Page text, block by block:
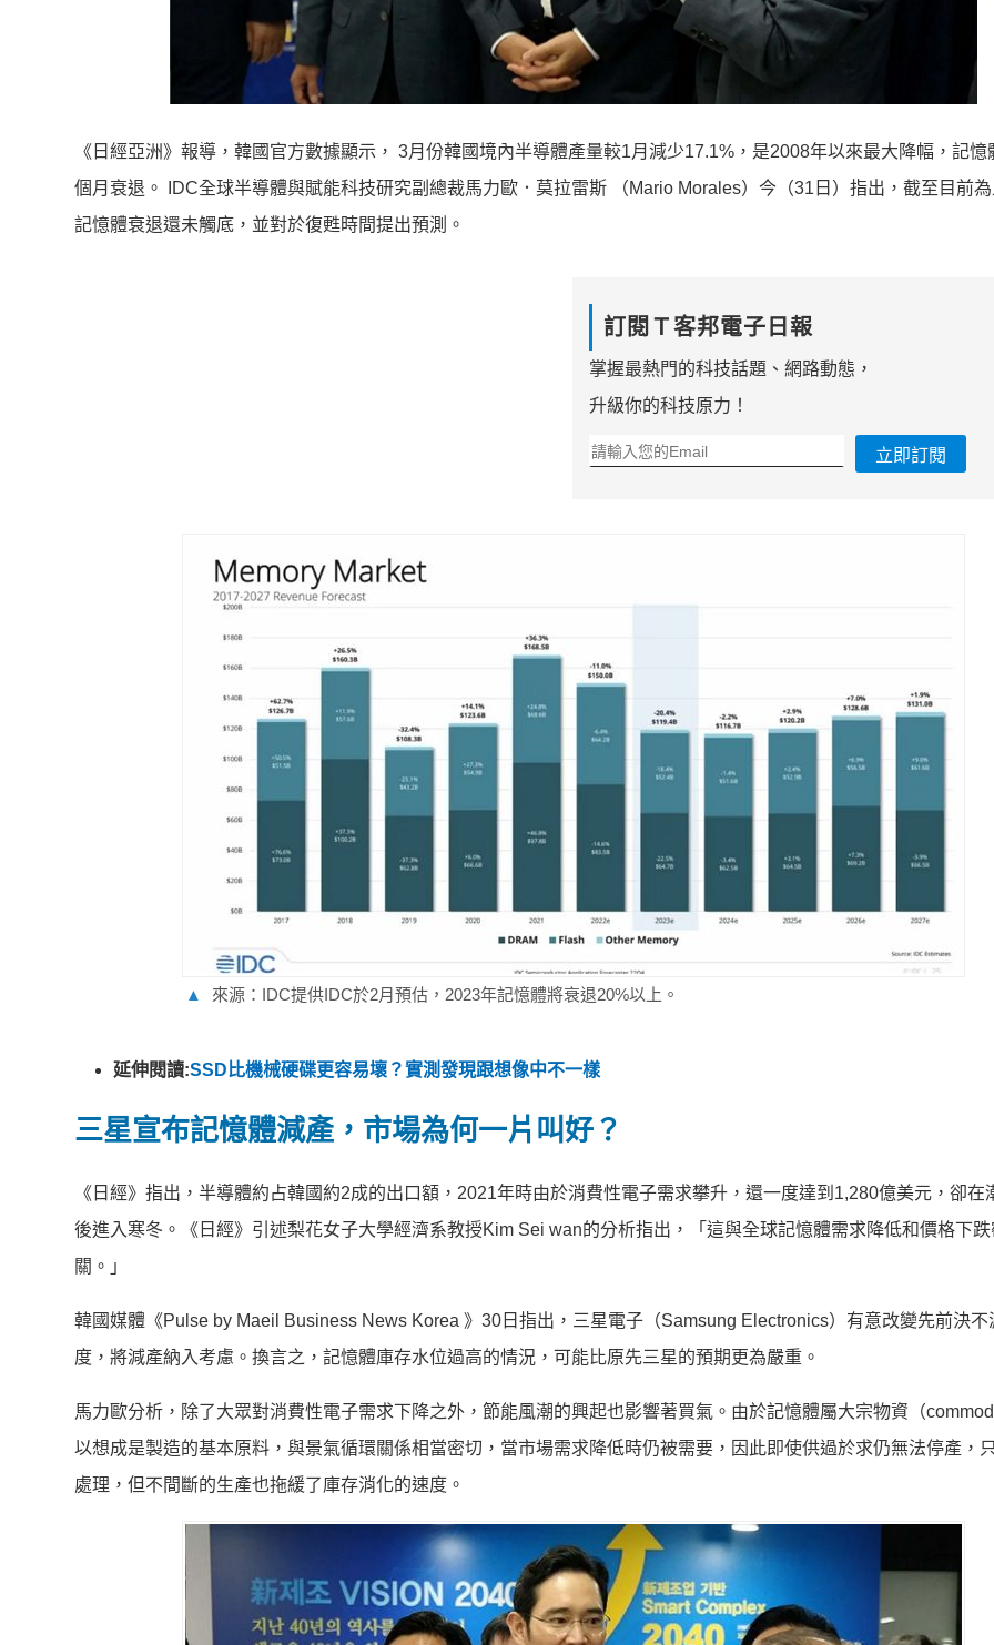
《日經亞洲》報導，韓國官方數據顯示， 3月份韓國境內半導體產量較1月減少17.1%，是2008年以來最大降幅，記憶
個月衰退。 IDC全球半導體與賦能科技研究副總裁馬力歐．莫拉雷斯 （Mario Morales）今（31日）指出，截至目前
記憶體衰退還未觸底，並對於復甦時間提出預測。
訂閱Ｔ客邦電子日報
掌握最熱門的科技話題、網路動態，
升級你的科技原力！
立即訂閱
▲ 來源：IDC提供IDC於2月預估，2023年記憶體將衰退20%以上。
延伸閱讀:SSD比機械硬碟更容易壞？實測發現跟想像中不一樣
三星宣布記憶體減產，市場為何一片叫好？
《日經》指出，半導體約占韓國約2成的出口額，2021年時由於消費性電子需求攀升，還一度達到1,280億美元，卻在
後進入寒冬。《日經》引述梨花女子大學經濟系教授Kim Sei wan的分析指出，「這與全球記憶體需求降低和價格下跌
關。」
韓國媒體《Pulse by Maeil Business News Korea 》30日指出，三星電子（Samsung Electronics）有意改變先前決不
度，將減產納入考慮。換言之，記憶體庫存水位過高的情況，可能比原先三星的預期更為嚴重。
馬力歐分析，除了大眾對消費性電子需求下降之外，節能風潮的興起也影響著買氣。由於記憶體屬大宗物資（
以想成是製造的基本原料，與景氣循環關係相當密切，當市場需求降低時仍被需要，因此即使供過於求仍無法停產，
處理，但不間斷的生產也拖緩了庫存消化的速度。